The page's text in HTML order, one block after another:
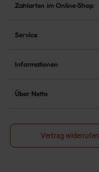
Zahlarten im Online-Shop
Service
Informationen
Über Netto
Vertrag widerrufen